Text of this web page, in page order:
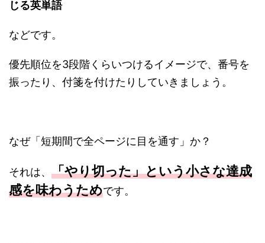
じる英単語
などです。
優先順位を3段階くらいつけるイメージで、番号を
振ったり、付箋を付けたりしていきましょう。
なぜ「短期間で全ページに目を通す」か？
それは、 「やり切った」という小さな達成
感を味わうためです。